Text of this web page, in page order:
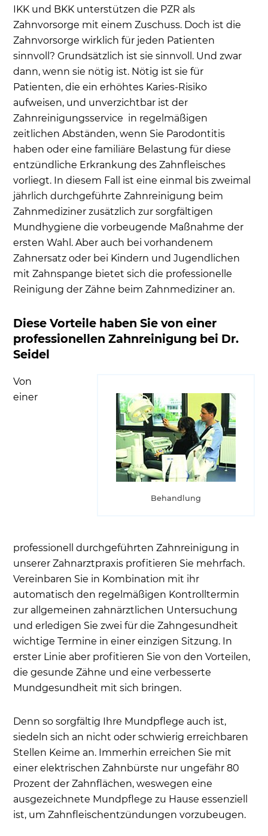
IKK und BKK unterstützen die PZR als
Zahnvorsorge mit einem Zuschuss. Doch ist die
Zahnvorsorge wirklich für jeden Patienten
sinnvoll? Grundsätzlich ist sie sinnvoll. Und zwar
dann, wenn sie nötig ist. Nötig ist sie für
Patienten, die ein erhöhtes Karies-Risiko
aufweisen, und unverzichtbar ist der
Zahnreinigungsservice in regelmäßigen
zeitlichen Abständen, wenn Sie Parodontitis
haben oder eine familiäre Belastung für diese
entzündliche Erkrankung des Zahnfleisches
vorliegt. In diesem Fall ist eine einmal bis zweimal
jährlich durchgeführte Zahnreinigung beim
Zahnmediziner zusätzlich zur sorgfältigen
Mundhygiene die vorbeugende Maßnahme der
ersten Wahl. Aber auch bei vorhandenem
Zahnersatz oder bei Kindern und Jugendlichen
mit Zahnspange bietet sich die professionelle
Reinigung der Zähne beim Zahnmediziner an.
Diese Vorteile haben Sie von einer
professionellen Zahnreinigung bei Dr.
Seidel
Behandlung
Von
einer
professionell durchgeführten Zahnreinigung in
unserer Zahnarztpraxis profitieren Sie mehrfach.
Vereinbaren Sie in Kombination mit ihr
automatisch den regelmäßigen Kontrolltermin
zur allgemeinen zahnärztlichen Untersuchung
und erledigen Sie zwei für die Zahngesundheit
wichtige Termine in einer einzigen Sitzung. In
erster Linie aber profitieren Sie von den Vorteilen,
die gesunde Zähne und eine verbesserte
Mundgesundheit mit sich bringen.
Denn so sorgfältig Ihre Mundpflege auch ist,
siedeln sich an nicht oder schwierig erreichbaren
Stellen Keime an. Immerhin erreichen Sie mit
einer elektrischen Zahnbürste nur ungefähr 80
Prozent der Zahnflächen, weswegen eine
ausgezeichnete Mundpflege zu Hause essenziell
ist, um Zahnfleischentzündungen vorzubeugen.